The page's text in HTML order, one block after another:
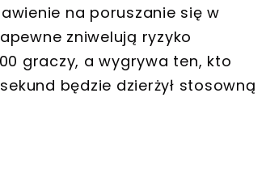
na poruszanie się w
zniwelują ryzyko
graczy, a wygrywa ten, kto
będzie dzierżył stosowną